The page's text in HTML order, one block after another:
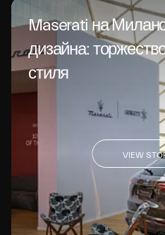
Maserati на
дизайна:
стиля
VIEW